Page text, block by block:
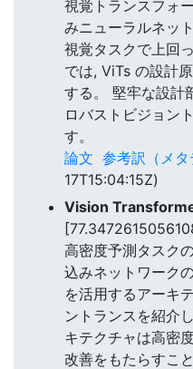
視覚トランスフォ
みニューラルネッ
視覚タスクで上回
では, ViTs の設計
する。 堅牢な設計
ロバストビジョン
す。
論文 参考訳（メタ
17T15:04:15Z)
Vision
高密度予測タスク
込みネットワーク
を活用するアーキ
ントランスを紹介
キテクチャは高密
改善をもたらすこ